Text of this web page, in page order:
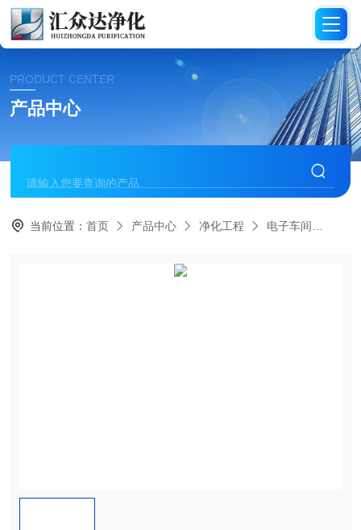
PRODUCT CENTER
产品中心
当前位置：首页 产品中心 净化工程 电子车间